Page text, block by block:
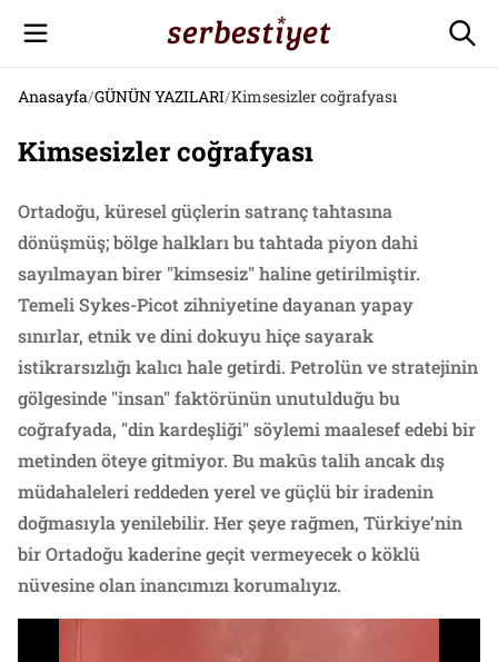
Anasayfa/GÜNÜN YAZILARI/Kimsesizler coğrafyası
Kimsesizler coğrafyası
Ortadoğu, küresel güçlerin satranç tahtasına
dönüşmüş; bölge halkları bu tahtada piyon dahi
sayılmayan birer "kimsesiz" haline getirilmiştir.
Temeli Sykes-Picot zihniyetine dayanan yapay
sınırlar, etnik ve dini dokuyu hiçe sayarak
istikrarsızlığı kalıcı hale getirdi. Petrolün ve stratejinin
gölgesinde "insan" faktörünün unutulduğu bu
coğrafyada, "din kardeşliği" söylemi maalesef edebi bir
metinden öteye gitmiyor. Bu makûs talih ancak dış
müdahaleleri reddeden yerel ve güçlü bir iradenin
doğmasıyla yenilebilir. Her şeye rağmen, Türkiye’nin
bir Ortadoğu kaderine geçit vermeyecek o köklü
nüvesine olan inancımızı korumalıyız.